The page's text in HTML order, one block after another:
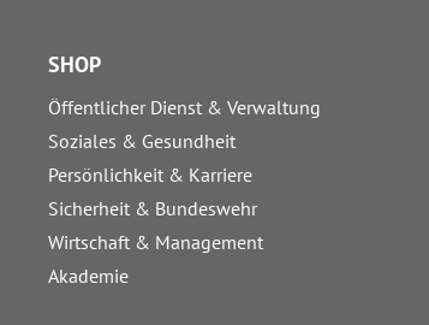
SHOP
Öffentlicher Dienst & Verwaltung
Soziales & Gesundheit
Persönlichkeit & Karriere
Sicherheit & Bundeswehr
Wirtschaft & Management
Akademie